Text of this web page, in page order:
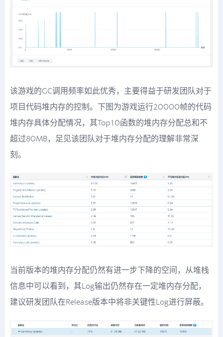
该游戏的GC调用频率如此优秀，主要得益于研发团队对于
项目代码堆内存的控制。下图为游戏运行20000帧的代码
堆内存具体分配情况，其Top10函数的堆内存分配总和不
超过80MB，足见该团队对于堆内存分配的理解非常深
刻。
当前版本的堆内存分配仍然有进一步下降的空间，从堆栈
信息中可以看到，其Log输出仍然存在一定堆内存分配，
建议研发团队在Release版本中将非关键性Log进行屏蔽。